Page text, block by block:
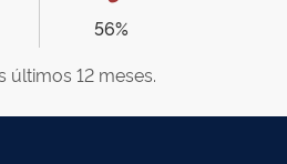
56%
últimos 12 meses.